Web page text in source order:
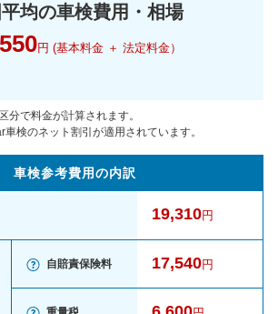
均の車検費用・相場
円 (基本料金 ＋ 法定料金）
分で料金が計算されます。
検のネット割引が適用されています。
車検参考費用の内訳
19,310円
自賠責保険料 17,540円